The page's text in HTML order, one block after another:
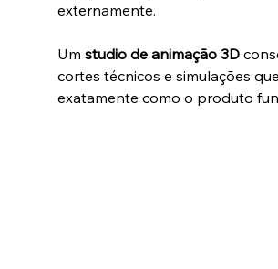
externamente.
Um studio de animação 3D
cortes técnicos e simulações
exatamente como o produto